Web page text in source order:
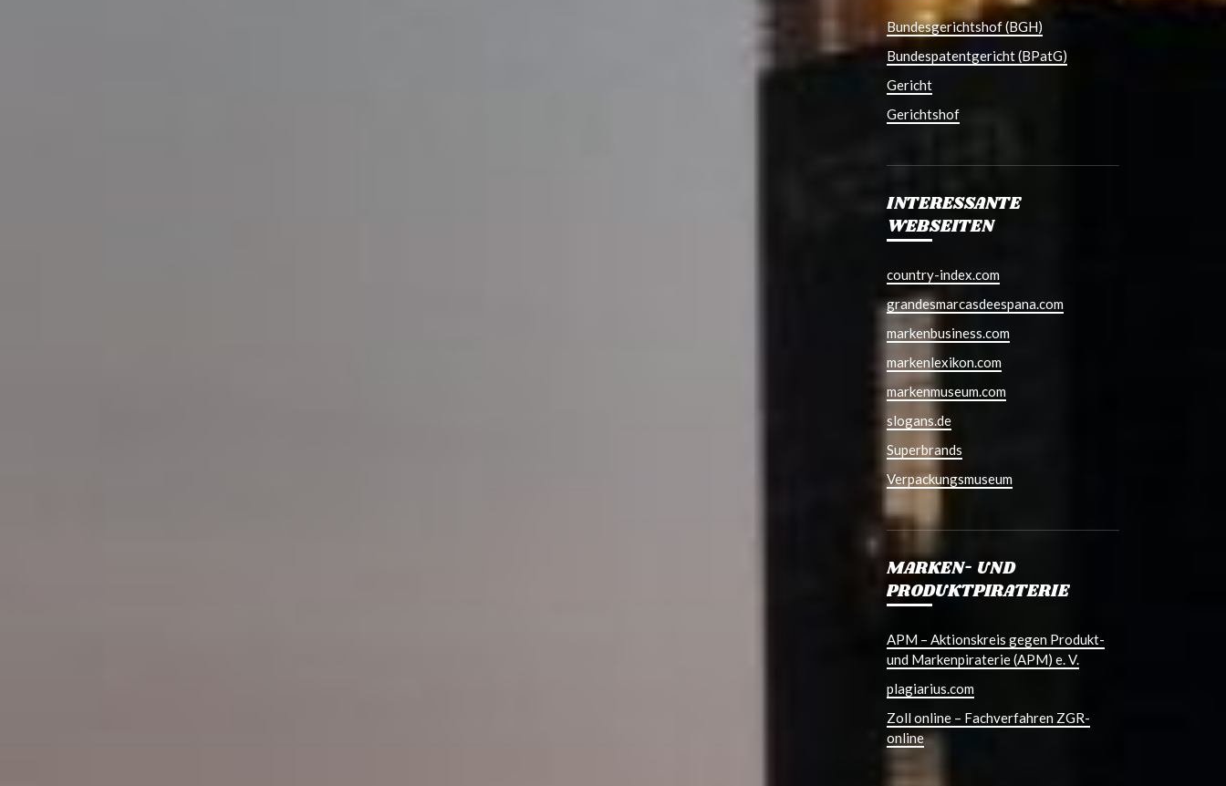
Bundesgerichtshof (BGH)
Bundespatentgericht (BPatG)
Gericht
Gerichtshof
INTERESSANTE
WEBSEITEN
country-index.com
grandesmarcasdeespana.com
markenbusiness.com
markenlexikon.com
markenmuseum.com
slogans.de
Superbrands
Verpackungsmuseum
MARKEN- UND
PRODUKTPIRATERIE
APM – Aktionskreis gegen Produkt-
und Markenpiraterie (APM) e. V.
plagiarius.com
Zoll online – Fachverfahren ZGR-
online